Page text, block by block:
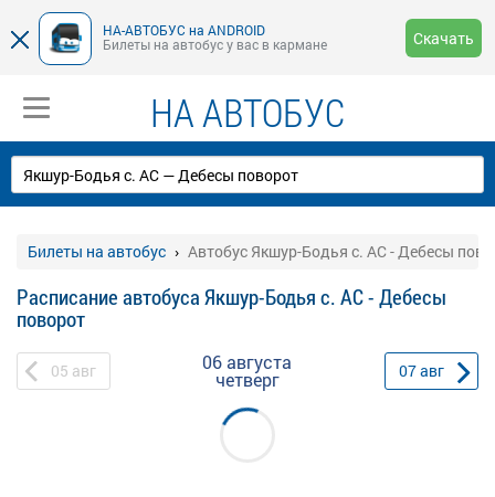
НА-АВТОБУС на ANDROID
Билеты на автобус у вас в кармане
Скачать
НА АВТОБУС
Билеты на автобус Автобус Якшур-Бодья с. АС - Дебесы
Расписание автобуса Якшур-Бодья с. АС - Дебесы
поворот
05 авг 06 августа
четверг 07авг